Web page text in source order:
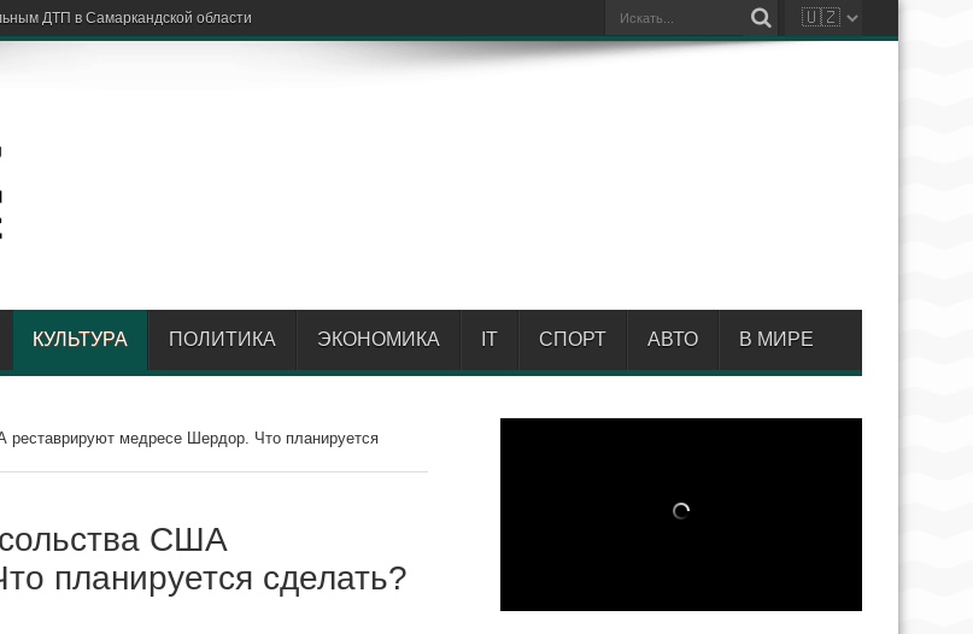
КУЛЬТУРА ПОЛИТИКА ЭКОНОМИКА IT СПОРТ АВТО В МИРЕ
медресе Шердор. Что планируется
США
планируется сделать?